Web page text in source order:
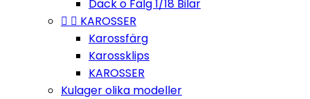
Däck o Fälg 1/18 Bilar
  KAROSSER
Karossfärg
Karossklips
KAROSSER
Kulager olika modeller